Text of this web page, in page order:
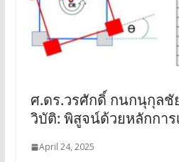
ศ.ดร.วรศักดิ์ กนกนุกุลชั
วิบัติ: พิสูจน์ด้วยหลักการ
April 24, 2025